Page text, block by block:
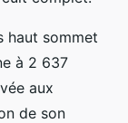
haut sommet
à 2 637
aux
de son